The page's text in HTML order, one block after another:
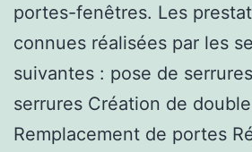
portes-fenêtres. Les
connues réalisées par les
suivantes : pose de
serrures Création de
Remplacement de portes